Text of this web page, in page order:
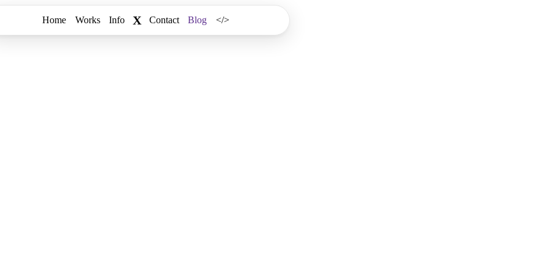
Home Works Info X Contact Blog </>